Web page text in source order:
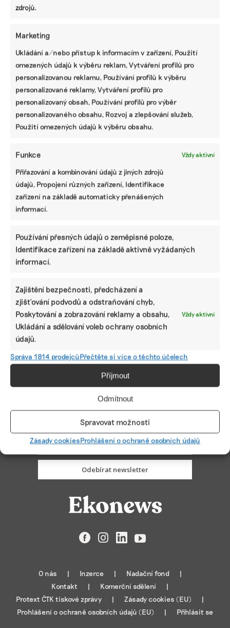
zdrojů.
Marketing
Ukládání a/nebo přístup k informacím v zařízení, Použití
omezených údajů k výběru reklam, Vytváření profilů pro
personalizovanou reklamu, Používání profilů k výběru
personalizované reklamy, Vytváření profilů pro
personalizovaný obsah, Používání profilů pro výběr
personalizovaného obsahu, Rozvoj a zlepšování služeb,
Použití omezených údajů k výběru obsahu.
Funkce Vždy aktivní
Přiřazování a kombinování údajů z jiných zdrojů
údajů, Propojení různých zařízení, Identifikace
zařízení na základě automaticky přenášených
informací.
Používání přesných údajů o zeměpisné poloze,
Identifikace zařízení na základě aktivně vyžádaných
informací.
Zajištění bezpečnosti, předcházení a
zjišťování podvodů a odstraňování chyb,
Poskytování a zobrazování reklamy a obsahu,
Ukládání a sdělování voleb ochrany osobních
údajů.
Vždy aktivní
Správa 1814 prodejcůPřečtěte si více o těchto účelech
Příjmout
Odmítnout
Spravovat možnosti
Zásady cookiesProhlášení o ochraně osobních údajů
Jak už dnes pracovat s ESRS 2.0 a pro koho
budou upravené standardy platit
Které firmy mají nově povinnost
zveřejňovat informace o udržitelnosti podle
Jak vybrat správný ESG nástroj: srovnání
programů, které pomohou s vytvořením
Lidé v ESG
Od čokolády k pivu. Prazdroj má novou posilu
starající se o bezpečnost zaměstnanců
Odebírat newsletter
FacebookInstagramLinkedIn
YouTube
O nás Inzerce
Nadační fond
Kontakt
Komerční sdělení
Protext ČTK tiskové zprávy
Zásady cookies (EU)
Prohlášení o ochraně osobních údajů (EU)
Přihlásit se